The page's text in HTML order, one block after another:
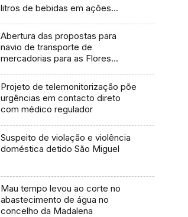
litros de bebidas em ações
Abertura das propostas para
navio de transporte de
mercadorias para as Flores
Projeto de telemonitorização põe
urgências em contacto direto
com médico regulador
Suspeito de violação e violência
doméstica detido São Miguel
Mau tempo levou ao corte no
abastecimento de água no
concelho da Madalena